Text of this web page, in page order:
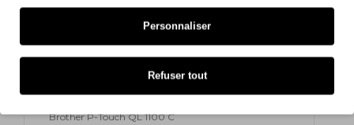
Brother P-Touch QL 600 B
Brother P-Touch QL 1100 C
Personnaliser
Refuser tout